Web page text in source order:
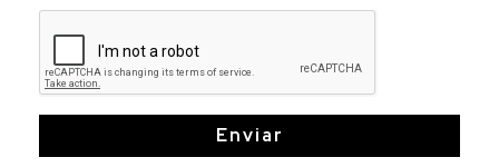
Enviar